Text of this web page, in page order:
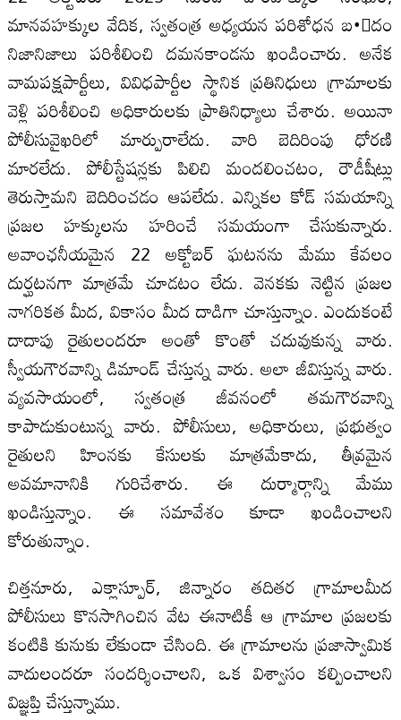
మానవహక్కుల వేదిక, స్వతంత్ర అధ్యయన పరిశోధన బ•ందం
నిజానిజాలు పరిశీలించి దమనకాండను ఖండించారు. అనేక
వామపక్షపార్టీలు, వివిధపార్టీల స్థానిక ప్రతినిధులు గ్రామాలకు
వెళ్లి పరిశీలించి అధికారులకు ప్రాతినిధ్యాలు చేశారు. అయినా
పోలీసువైఖరిలో మార్పురాలేదు. వారి బెదిరింపు ధోరణి
మారలేదు. పోలీస్టేషన్లకు పిలిచి మందలించటం, రౌడీషీట్లు
తెరుస్తామని బెదిరించడం ఆపలేదు. ఎన్నికల కోడ్‍ సమయాన్ని
ప్రజల హక్కులను హరించే సమయంగా చేసుకున్నారు.
అవాంఛనీయమైన 22 అక్టోబర్‍ ఘటనను మేము కేవలం
దుర్ఘటనగా మాత్రమే చూడటం లేదు. వెనకకు నెట్టిన ప్రజల
నాగరికత మీద, వికాసం మీద దాడిగా చూస్తున్నాం. ఎందుకంటే
దాదాపు రైతులందరూ అంతో కొంతో చదువుకున్న వారు.
స్వీయగౌరవాన్ని డిమాండ్‍ చేస్తున్న వారు. అలా జీవిస్తున్న వారు.
వ్యవసాయంలో, స్వతంత్ర జీవనంలో తమగౌరవాన్ని
కాపాడుకుంటున్న వారు. పోలీసులు, అధికారులు, ప్రభుత్వం
రైతులని హింనకు కేసులకు మాత్రమేకాదు, తీవ్రమైన
అవమానానికి గురిచేశారు. ఈ దుర్మార్గాన్ని మేము
ఖండిస్తున్నాం. ఈ సమావేశం కూడా ఖండించాలని
కోరుతున్నాం.
చిత్తనూరు, ఎక్లాస్పూర్‍, జిన్నారం తదితర గ్రామాలమీద
పోలీసులు కొనసాగించిన వేట ఈనాటికీ ఆ గ్రామాల ప్రజలకు
కంటికి కునుకు లేకుండా చేసింది. ఈ గ్రామాలను ప్రజాస్వామిక
వాదులందరూ సందర్శించాలని, ఒక విశ్వాసం కల్పించాలని
విజ్ఞప్తి చేస్తున్నాము.